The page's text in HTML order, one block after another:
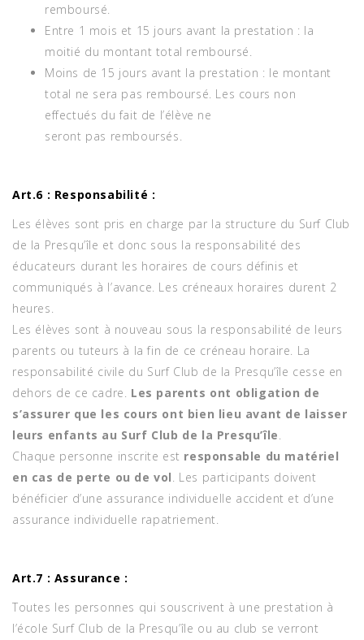
remboursé.
Entre 1 mois et 15 jours avant la prestation : la
moitié du montant total remboursé.
Moins de 15 jours avant la prestation : le montant
total ne sera pas remboursé. Les cours non
effectués du fait de l’élève ne
seront pas remboursés.
Art.6 : Responsabilité :
Les élèves sont pris en charge par la structure du Surf Club
de la Presqu’île et donc sous la responsabilité des
éducateurs durant les horaires de cours définis et
communiqués à l’avance. Les créneaux horaires durent 2
heures.
Les élèves sont à nouveau sous la responsabilité de leurs
parents ou tuteurs à la fin de ce créneau horaire. La
responsabilité civile du Surf Club de la Presqu’île cesse en
dehors de ce cadre. Les parents ont obligation de
s’assurer que les cours ont bien lieu avant de laisser
leurs enfants au Surf Club de la Presqu’île
Chaque personne inscrite est responsable du matériel
en cas de perte ou de vol . Les participants doivent
bénéficier d’une assurance individuelle accident et d’une
assurance individuelle rapatriement.
Art.7 : Assurance :
Toutes les personnes qui souscrivent à une prestation à
l’école Surf Club de la Presqu’île ou au club se verront